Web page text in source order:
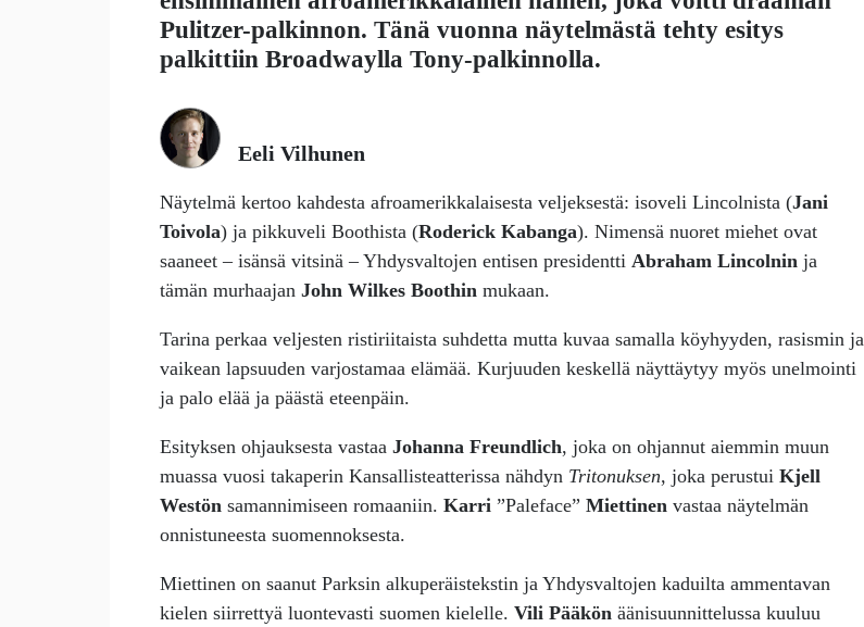
Pulitzer-palkinnon. Tänä vuonna näytelmästä tehty esitys
palkittiin Broadwaylla Tony-palkinnolla.
Eeli Vilhunen
Näytelmä kertoo kahdesta afroamerikkalaisesta veljeksestä: isoveli Lincolnista (Jani
Toivola) ja pikkuveli Boothista (Roderick Kabanga). Nimensä nuoret miehet ovat
saaneet – isänsä vitsinä – Yhdysvaltojen entisen presidentti Abraham Lincolnin ja
tämän murhaajanJohn Wilkes Boothinmukaan.
Tarina perkaa veljesten ristiriitaista suhdetta mutta kuvaa samalla köyhyyden, rasismin ja
vaikean lapsuuden varjostamaa elämää. Kurjuuden keskellä näyttäytyy myös unelmointi
ja palo elää ja päästä eteenpäin.
Esityksen ohjauksesta vastaaJohanna Freundlich, joka on ohjannut aiemmin muun
muassa vuosi takaperin Kansallisteatterissa nähdyn Tritonuksen, joka perustuiKjell
Westön samannimiseen romaaniin.Karri ”Paleface”Miettinenvastaa näytelmän
onnistuneesta suomennoksesta.
Miettinen on saanut Parksin alkuperäistekstin ja Yhdysvaltojen kaduilta ammentavan
kielen siirrettyä luontevasti suomen kielelle. Vili Pääkön äänisuunnittelussa kuuluu